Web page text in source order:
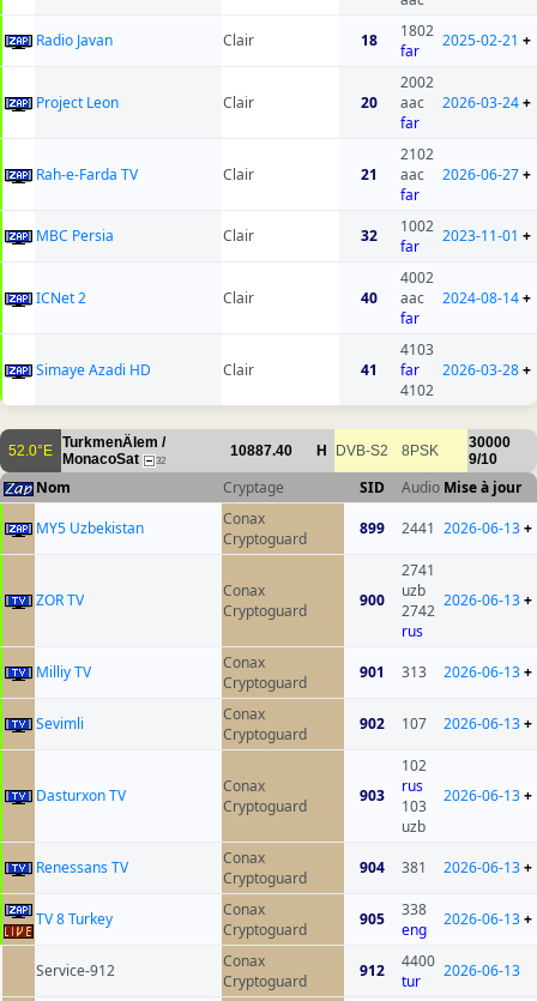
Radio Javan
Clair 18
1802
far
2025-02-21 +
Project Leon Clair 20
2002
aac
far
2026-03-24+
Rah-e-Farda TV Clair 21
2102
aac
far
2026-06-27+
MBC Persia Clair 32
1002
far
2023-11-01 +
ICNet 2 Clair 40
4002
aac
far
2024-08-14+
Simaye Azadi HD Clair 41
4103
far
4102
2026-03-28+
52.0°E TurkmenÄlem /
MonacoSat
32
10887.40 H DVB-S2 8PSK
30000
9/10
Nom Cryptage SID Audio Mise à jour
MY5 Uzbekistan
Conax
Cryptoguard
899 2441 2026-06-13+
ZOR TV
Conax
Cryptoguard
900
2741
uzb
2742
rus
2026-06-13+
Milliy TV
Conax
Cryptoguard
901 313 2026-06-13+
Sevimli
Conax
Cryptoguard
902 107 2026-06-13+
Dasturxon TV
Conax
Cryptoguard
903
102
rus
103
uzb
2026-06-13+
Renessans TV
Conax
Cryptoguard
904 381 2026-06-13+
TV 8 Turkey
Conax
Cryptoguard
905
338
eng
2026-06-13+
Service-912
Conax
Cryptoguard
912
4400
tur
2026-06-13